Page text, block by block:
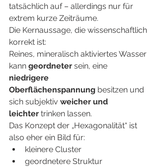
tatsächlich auf – allerdings nur für
extrem kurze Zeiträume.
Die Kernaussage, die wissenschaftlich
korrekt ist:
Reines, mineralisch aktiviertes Wasser
kann geordneter sein, eine
niedrigere
Oberflächenspannung besitzen und
sich subjektiv weicher und
leichter trinken lassen.
Das Konzept der „Hexagonalität“ ist
also eher ein Bild für:
kleinere Cluster
geordnetere Struktur